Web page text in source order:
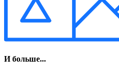
И больше...